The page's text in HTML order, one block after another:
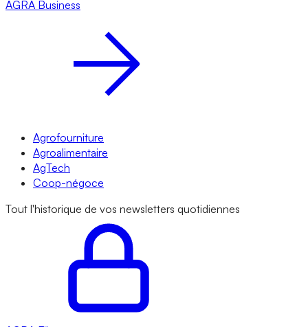
AGRA Business
Agrofourniture
Agroalimentaire
AgTech
Coop-négoce
Tout l'historique de vos newsletters quotidiennes